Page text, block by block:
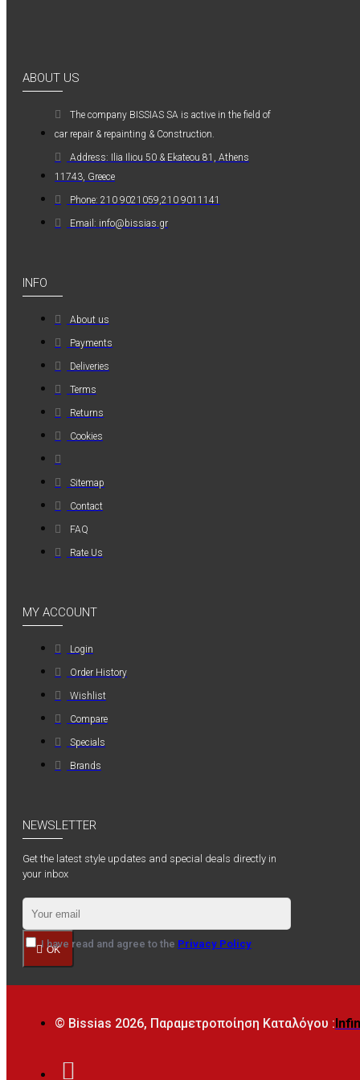
Kwasny Group Belton
Kwasny Group
Belton 324154
SPRAY RAL 7037
, ΓΚΡΙ ΠΑΣΤΕΛ -
154PL8HBB ΜΙΝΙ
ΛΑΣΤΙΧΟ 8mm
ABOUT US
The company ΒISSIAS SA is active in the field of
car repair & repainting & Construction.
Address: Ilia Iliou 50 & Ekateou 81, Athens
11743, Greece
Phone: 210 9021059,210 9011141
Email: info@bissias.gr
INFO
About us
Payments
Deliveries
Terms
Returns
Cookies
Sitemap
Contact
FAQ
Rate Us
MY ACCOUNT
Login
Order History
Wishlist
Compare
Specials
Brands
NEWSLETTER
Get the latest style updates and special deals directly in
your inbox
OK
I have read and agree to the Privacy Policy
© Bissias 2026, Παραμετροποίηση Καταλόγου :